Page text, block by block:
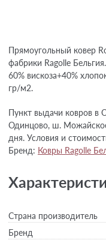
Прямоугольный ковер
фабрики Ragolle
60% вискоза+40%
гр/м2.
Пункт выдачи ковров в
Одинцово, ш.
дня. Условия и
Бренд: Ковры Ragolle
Страна производитель
Бренд